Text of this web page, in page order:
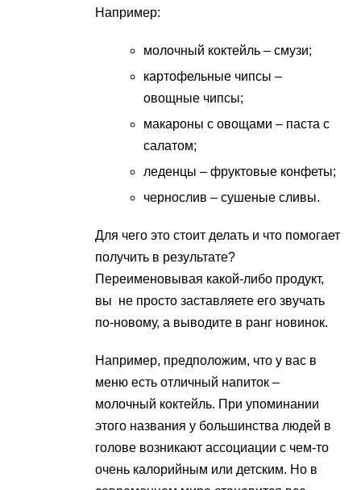
Например:
молочный коктейль – смузи;
картофельные чипсы –
овощные чипсы;
макароны с овощами – паста с
салатом;
леденцы – фруктовые конфеты;
чернослив – сушеные сливы.
Для чего это стоит делать и что помогает
получить в результате?
Переименовывая какой-либо продукт,
вы не просто заставляете его звучать
по-новому, а выводите в ранг новинок.
Например, предположим, что у вас в
меню есть отличный напиток –
молочный коктейль. При упоминании
этого названия у большинства людей в
голове возникают ассоциации с чем-то
очень калорийным или детским. Но в